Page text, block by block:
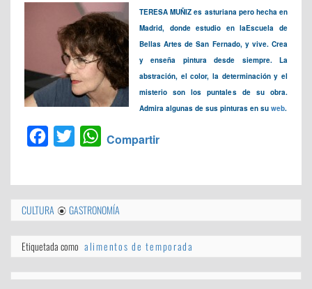
TERESA MUÑIZ es asturiana pero hecha en
Madrid, donde estudio en laEscuela de
Bellas Artes de San Fernado, y vive. Crea
y enseña pintura desde siempre. La
abstración, el color, la determinación y el
misterio son los puntales de su obra.
Admira algunas de sus pinturas en su web.
Facebook
TwitterWhatsApp
Compartir
CULTURA GASTRONOMÍA
Etiquetada como alimentos de temporada